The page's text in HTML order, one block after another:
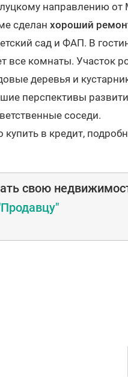
направлению
сделан хороший
сад и ФАП. В
все комнаты. Участок
деревья и
перспективы
соседи.
в кредит,
свою